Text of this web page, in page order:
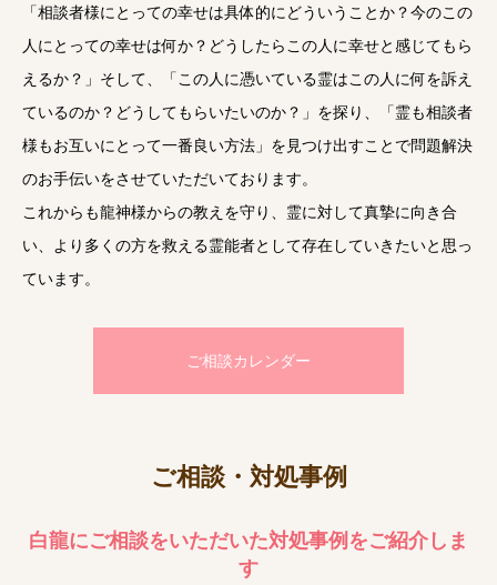
「相談者様にとっての幸せは具体的にどういうことか？今のこの
人にとっての幸せは何か？どうしたらこの人に幸せと感じてもら
えるか？」そして、「この人に憑いている霊はこの人に何を訴え
ているのか？どうしてもらいたいのか？」を探り、「霊も相談者
様もお互いにとって一番良い方法」を見つけ出すことで問題解決
のお手伝いをさせていただいております。
これからも龍神様からの教えを守り、霊に対して真摯に向き合
い、より多くの方を救える霊能者として存在していきたいと思っ
ています。
ご相談カレンダー
ご相談・対処事例
白龍にご相談をいただいた対処事例をご紹介しま
す